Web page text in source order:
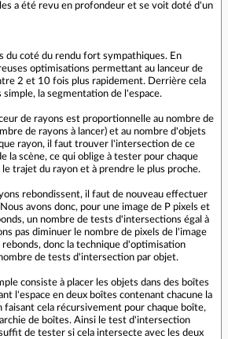
a été revu en profondeur et se voit doté d'un
du coté du rendu fort sympathiques. En
optimisations permettant au lanceur de
2 et 10 fois plus rapidement. Derrière cela
la segmentation de l'espace.
de rayons est proportionnelle au nombre de
de rayons à lancer) et au nombre d'objets
rayon, il faut trouver l'intersection de ce
la scène, ce qui oblige à tester pour chaque
trajet du rayon et à prendre le plus proche.
rebondissent, il faut de nouveau effectuer
avons donc, pour une image de P pixels et
un nombre de tests d'intersections égal à
pas diminuer le nombre de pixels de l'image
rebonds, donc la technique d'optimisation
de tests d'intersection par objet.
consiste à placer les objets dans des boîtes
l'espace en deux boîtes contenant chacune la
faisant cela récursivement pour chaque boîte,
de boîtes. Ainsi le test d'intersection
de tester si cela intersecte avec les deux